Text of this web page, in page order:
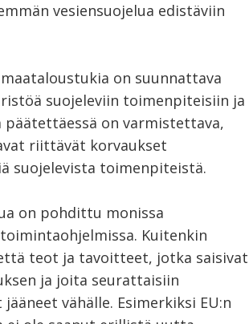
vesiensuojelua edistäviin
on suunnattava
suojeleviin toimenpiteisiin ja
on varmistettava,
riittävät korvaukset
suojelevista toimenpiteistä.
on pohdittu monissa
Kuitenkin
teot ja tavoitteet, jotka saisivat
ja joita seurattaisiin
vähälle. Esimerkiksi EU:n